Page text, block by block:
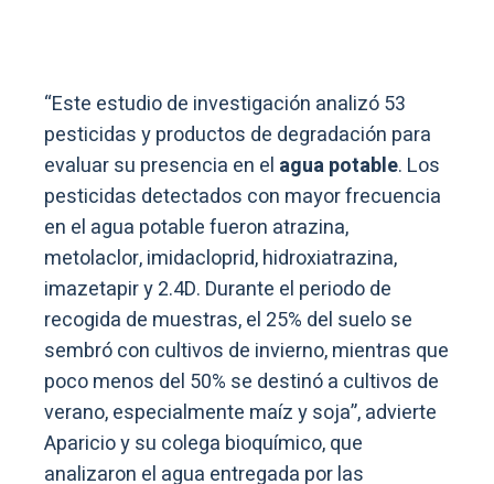
“Este estudio de investigación analizó 53
pesticidas y productos de degradación para
evaluar su presencia en el agua potable. Los
pesticidas detectados con mayor frecuencia
en el agua potable fueron atrazina,
metolaclor, imidacloprid, hidroxiatrazina,
imazetapir y 2.4D. Durante el periodo de
recogida de muestras, el 25% del suelo se
sembró con cultivos de invierno, mientras que
poco menos del 50% se destinó a cultivos de
verano, especialmente maíz y soja”, advierte
Aparicio y su colega bioquímico, que
analizaron el agua entregada por las